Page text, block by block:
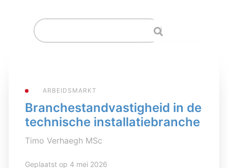
ARBEIDSMARKT
Branchestandvastigheid in de
technische installatiebranche
Timo Verhaegh MSc
Geplaatst op 4 mei 2026